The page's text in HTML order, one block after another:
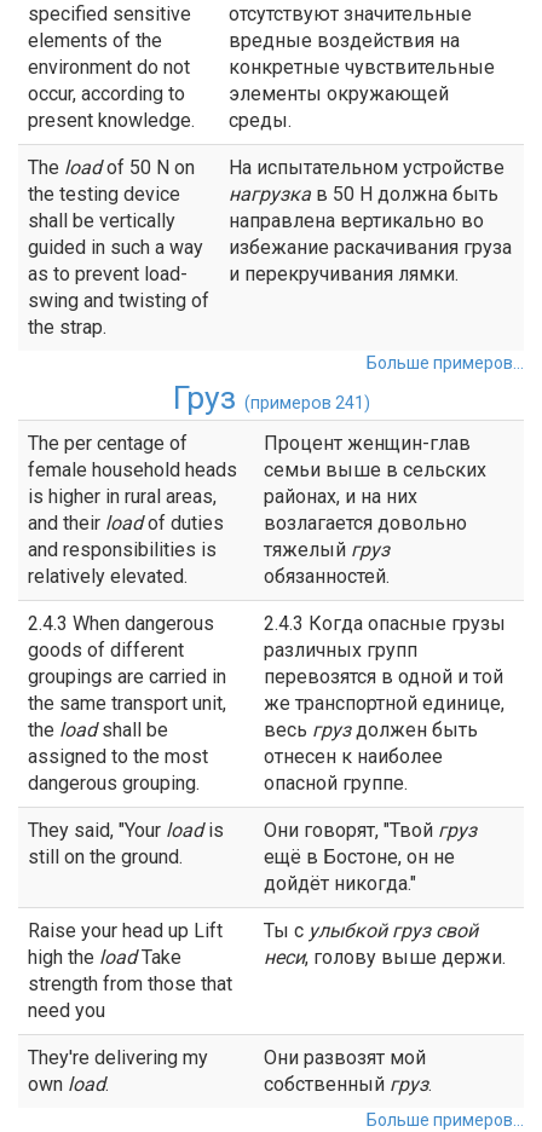
specified sensitive
elements of the
environment do not
occur, according to
present knowledge.
отсутствуют значительные
вредные воздействия на
конкретные чувствительные
элементы окружающей
среды.
The loadof 50 N on
the testing device
shall be vertically
guided in such a way
as to prevent load-
swing and twisting of
the strap.
На испытательном устройстве
нагрузка в 50 Н должна быть
направлена вертикально во
избежание раскачивания груза
и перекручивания лямки.
Больше примеров...
Груз (примеров 241)
The per centage of
female household heads
is higher in rural areas,
and their loadof duties
and responsibilities is
relatively elevated.
Процент женщин-глав
семьи выше в сельских
районах, и на них
возлагается довольно
тяжелый груз
обязанностей.
2.4.3 When dangerous
goods of different
groupings are carried in
the same transport unit,
the loadshall be
assigned to the most
dangerous grouping.
2.4.3 Когда опасные грузы
различных групп
перевозятся в одной и той
же транспортной единице,
весь груздолжен быть
отнесен к наиболее
опасной группе.
They said, "Your loadis
still on the ground.
Они говорят, "Твой груз
ещё в Бостоне, он не
дойдёт никогда."
Raise your head up Lift
high the loadTake
strength from those that
need you
Ты с улыбкой грузсвой
неси, голову выше держи.
They're delivering my
own load.
Они развозят мой
собственный груз.
Больше примеров...